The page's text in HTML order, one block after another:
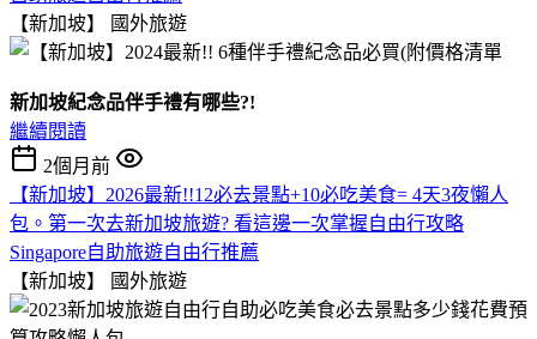
【新加坡】
國外旅遊
新加坡紀念品伴手禮有哪些?!
繼續閱讀
2個月前
【新加坡】2026最新!!12必去景點+10必吃美食= 4天3夜懶人
包。第一次去新加坡旅遊? 看這邊一次掌握自由行攻略
Singapore自助旅遊自由行推薦
【新加坡】
國外旅遊